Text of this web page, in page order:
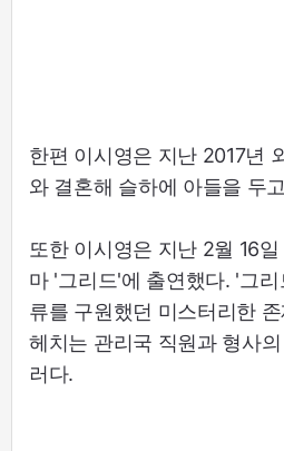
한편 이시영은 지난 2017년
와 결혼해 슬하에 아들을 두
또한 이시영은 지난 2월 16
마 '그리드'에 출연했다. '그
류를 구원했던 미스터리한
헤치는 관리국 직원과 형사
러다.